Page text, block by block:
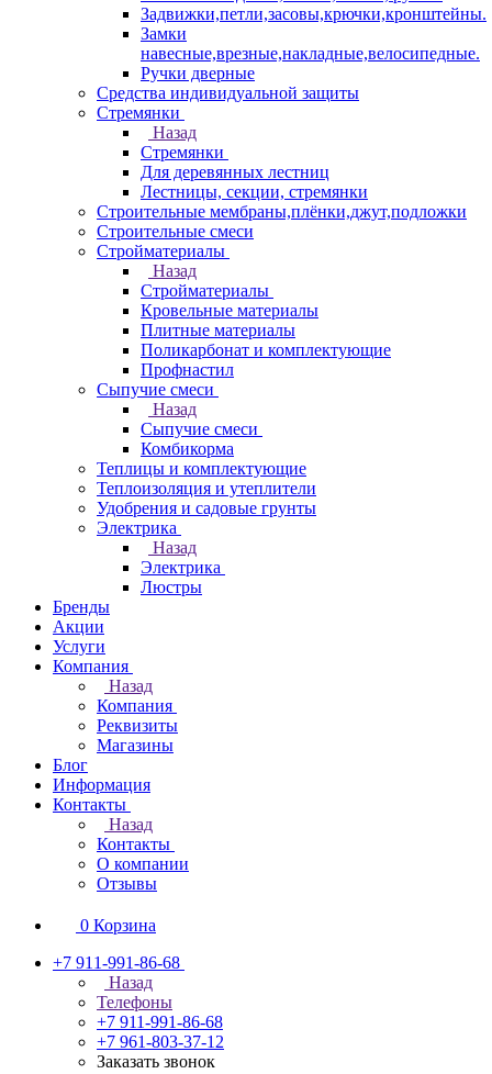
Задвижки,петли,засовы,крючки,кронштейны.
Замки
навесные,врезные,накладные,велосипедные.
Ручки дверные
Средства индивидуальной защиты
Стремянки
Назад
Стремянки
Для деревянных лестниц
Лестницы, секции, стремянки
Строительные мембраны,плёнки,джут,подложки
Строительные смеси
Стройматериалы
Назад
Стройматериалы
Кровельные материалы
Плитные материалы
Поликарбонат и комплектующие
Профнастил
Сыпучие смеси
Назад
Сыпучие смеси
Комбикорма
Теплицы и комплектующие
Теплоизоляция и утеплители
Удобрения и садовые грунты
Электрика
Назад
Электрика
Люстры
Бренды
Акции
Услуги
Компания
Назад
Компания
Реквизиты
Магазины
Блог
Информация
Контакты
Назад
Контакты
О компании
Отзывы
0 Корзина
+7 911-991-86-68
Назад
Телефоны
+7 911-991-86-68
+7 961-803-37-12
Заказать звонок